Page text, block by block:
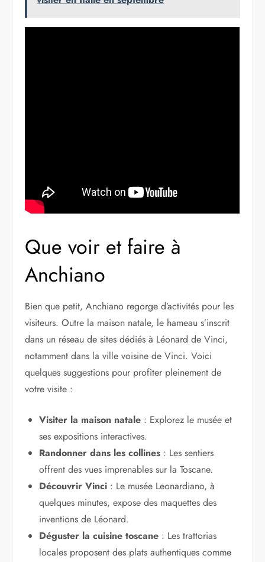
Que voir et faire à
Anchiano
Bien que petit, Anchiano regorge d’activités pour les
visiteurs. Outre la maison natale, le hameau s’inscrit
dans un réseau de sites dédiés à Léonard de Vinci,
notamment dans la ville voisine de Vinci. Voici
quelques suggestions pour profiter pleinement de
votre visite :
Visiter la maison natale : Explorez le musée et
ses expositions interactives.
Randonner dans les collines : Les sentiers
offrent des vues imprenables sur la Toscane.
Découvrir Vinci : Le musée Leonardiano, à
quelques minutes, expose des maquettes des
inventions de Léonard.
Déguster la cuisine toscane : Les trattorias
locales proposent des plats authentiques comme